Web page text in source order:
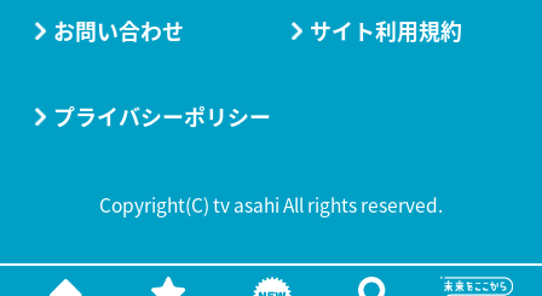
お問い合わせ サイト利用規約
プライバシーポリシー
Copyright(C) tv asahi All rights reserved.